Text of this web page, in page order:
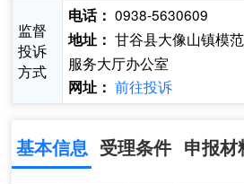
监督
投诉
方式
电话： 0938-5630609
地址： 甘谷县大像山镇模
服务大厅办公室
网址： 前往投诉
基本信息 受理条件 申报材